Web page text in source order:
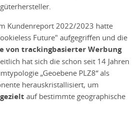
Kundenreport 2022/2023 hatte
Future" aufgegriffen und die
von trackingbasierter Werbung
hat sich die schon seit 14 Jahren
„Geoebene PLZ8“ als
herauskristallisiert, um
auf bestimmte geographische